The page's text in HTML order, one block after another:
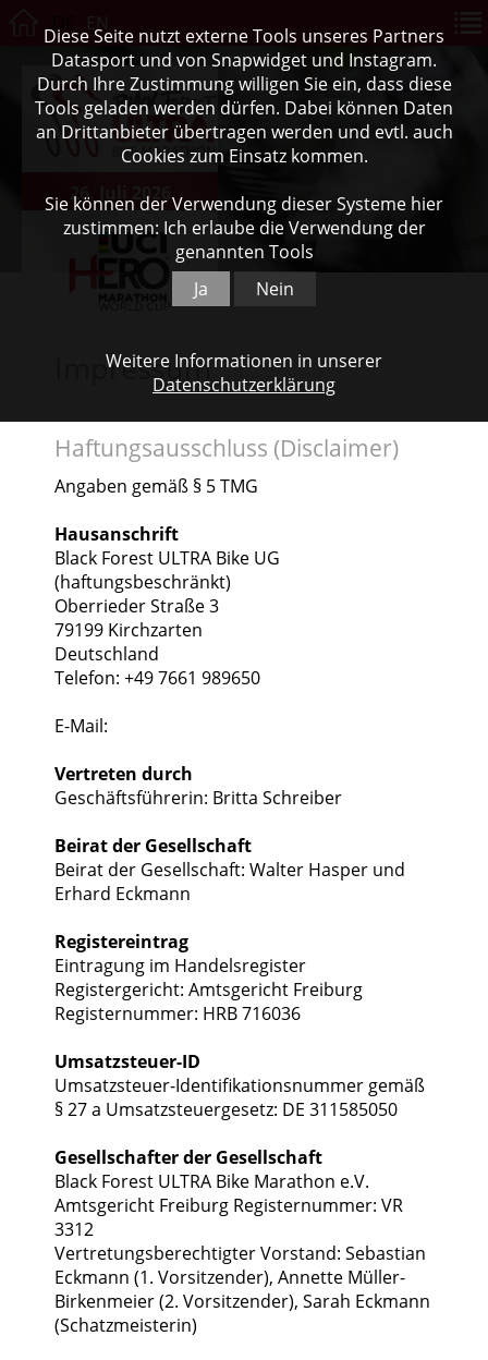
26. Juli 2026
Impressum
Haftungsausschluss (Disclaimer)
Angaben gemäß § 5 TMG
Hausanschrift
Black Forest ULTRA Bike UG
(haftungsbeschränkt)
Oberrieder Straße 3
79199 Kirchzarten
Deutschland
Telefon: +49 7661 989650
E-Mail:
Vertreten durch
Geschäftsführerin: Britta Schreiber
Beirat der Gesellschaft
Beirat der Gesellschaft: Walter Hasper und
Erhard Eckmann
Registereintrag
Eintragung im Handelsregister
Registergericht: Amtsgericht Freiburg
Registernummer: HRB 716036
Umsatzsteuer-ID
Umsatzsteuer-Identifikationsnummer gemäß
§ 27 a Umsatzsteuergesetz: DE 311585050
Gesellschafter der Gesellschaft
Black Forest ULTRA Bike Marathon e.V.
Amtsgericht Freiburg Registernummer: VR
3312
Vertretungsberechtigter Vorstand: Sebastian
Eckmann (1. Vorsitzender), Annette Müller-
Birkenmeier (2. Vorsitzender), Sarah Eckmann
(Schatzmeisterin)
Diese Seite nutzt externe Tools unseres Partners
Datasport und von Snapwidget und Instagram.
Durch Ihre Zustimmung willigen Sie ein, dass diese
Tools geladen werden dürfen. Dabei können Daten
an Drittanbieter übertragen werden und evtl. auch
Cookies zum Einsatz kommen.
Sie können der Verwendung dieser Systeme hier
zustimmen: Ich erlaube die Verwendung der
genannten Tools
Ja
Nein
Weitere Informationen in unserer
Datenschutzerklärung